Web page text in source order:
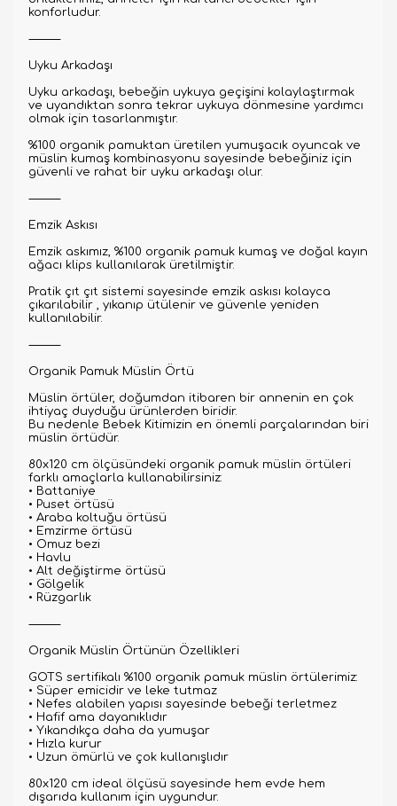
konforludur.
⸻
Uyku Arkadaşı
Uyku arkadaşı, bebeğin uykuya geçişini kolaylaştırmak
ve uyandıktan sonra tekrar uykuya dönmesine yardımcı
olmak için tasarlanmıştır.
%100 organik pamuktan üretilen yumuşacık oyuncak ve
müslin kumaş kombinasyonu sayesinde bebeğiniz için
güvenli ve rahat bir uyku arkadaşı olur.
⸻
Emzik Askısı
Emzik askımız, %100 organik pamuk kumaş ve doğal kayın
ağacı klips kullanılarak üretilmiştir.
Pratik çıt çıt sistemi sayesinde emzik askısı kolayca
çıkarılabilir , yıkanıp ütülenir ve güvenle yeniden
kullanılabilir.
⸻
Organik Pamuk Müslin Örtü
Müslin örtüler, doğumdan itibaren bir annenin en çok
ihtiyaç duyduğu ürünlerden biridir.
Bu nedenle Bebek Kitimizin en önemli parçalarından biri
müslin örtüdür.
80x120 cm ölçüsündeki organik pamuk müslin örtüleri
farklı amaçlarla kullanabilirsiniz:
• Battaniye
• Puset örtüsü
• Araba koltuğu örtüsü
• Emzirme örtüsü
• Omuz bezi
• Havlu
• Alt değiştirme örtüsü
• Gölgelik
• Rüzgarlık
⸻
Organik Müslin Örtünün Özellikleri
GOTS sertifikalı %100 organik pamuk müslin örtülerimiz:
• Süper emicidir ve leke tutmaz
• Nefes alabilen yapısı sayesinde bebeği terletmez
• Hafif ama dayanıklıdır
• Yıkandıkça daha da yumuşar
• Hızla kurur
• Uzun ömürlü ve çok kullanışlıdır
80x120 cm ideal ölçüsü sayesinde hem evde hem
dışarıda kullanım için uygundur.